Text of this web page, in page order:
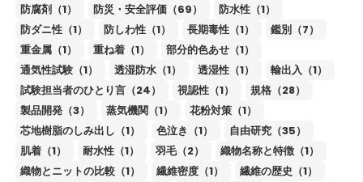
防腐剤（1）
防災・安全評価（69）
防水性（1）
防ダニ性（1）
防しわ性（1） 長期毒性（1）
鑑別（7）
重金属（1）
重ね着（1）
部分的色あせ（1）
通気性試験（1）
透湿防水（1） 透湿性（1）
輸出入（1）
試験担当者のひとり言（24）
視認性（1）
規格（28）
製品開発（3）
蒸気機関（1）
花粉対策（1）
芯地樹脂のしみ出し（1）
色泣き（1）
自由研究（35）
肌着（1）
耐水性（1） 羽毛（2）
織物名称と特徴（1）
織物とニットの比較（1）
繊維密度（1）
繊維の歴史（1）